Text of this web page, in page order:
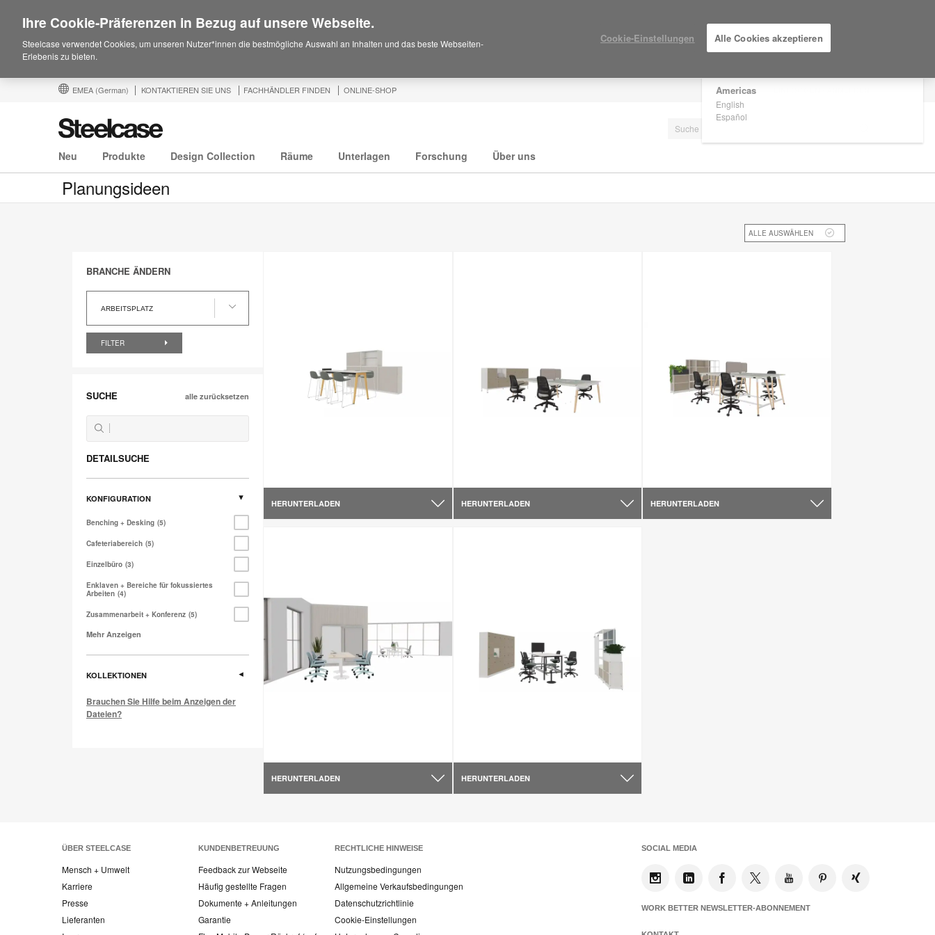
Are you in United States?
Americas
English
Español
EMEA (German) KONTAKTIEREN SIE UNS FACHHÄNDLER FINDEN ONLINE-SHOP
Neu Produkte Design Collection Räume Unterlagen Forschung Über uns
Planungsideen
BRANCHE ÄNDERN
ARBEITSPLATZ
ändern
FILTER
SUCHE alle zurücksetzen
DETAILSUCHE
KONFIGURATION
Benching + Desking 5
Cafeteriabereich 5
Einzelbüro 3
Enklaven + Bereiche für fokussiertes
Arbeiten 4
Zusammenarbeit + Konferenz 5
Mehr Anzeigen
KOLLEKTIONEN
Brauchen Sie Hilfe beim Anzeigen der
Dateien?
ALLE AUSWÄHLEN
HERUNTERLADEN HERUNTERLADEN HERUNTERLADEN
HERUNTERLADEN HERUNTERLADEN
ÜBER STEELCASE
Mensch + Umwelt
Karriere
Presse
Lieferanten
KUNDENBETREUUNG
Feedback zur Webseite
Häufig gestellte Fragen
Dokumente + Anleitungen
Garantie
RECHTLICHE HINWEISE
Nutzungsbedingungen
Allgemeine Verkaufsbedingungen
Datenschutzrichtlinie
Cookie-Einstellungen
SOCIAL MEDIA
WORK BETTER NEWSLETTER-ABONNEMENT
Ihre Cookie-Präferenzen in Bezug auf unsere Webseite.
Steelcase verwendet Cookies, um unseren Nutzer*innen die bestmögliche Auswahl an Inhalten und das beste Webseiten-
Erlebenis zu bieten.
Cookie-Einstellungen Alle Cookies akzeptieren